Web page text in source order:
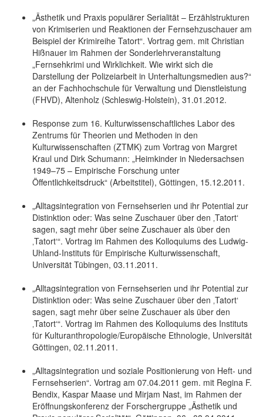
„Ästhetik und Praxis populärer Serialität – Erzählstrukturen
von Krimiserien und Reaktionen der Fernsehzuschauer am
Beispiel der Krimireihe Tatort“. Vortrag gem. mit Christian
Hißnauer im Rahmen der Sonderlehrveranstaltung
„Fernsehkrimi und Wirklichkeit. Wie wirkt sich die
Darstellung der Polizeiarbeit in Unterhaltungsmedien aus?“
an der Fachhochschule für Verwaltung und Dienstleistung
(FHVD), Altenholz (Schleswig-Holstein), 31.01.2012.
Response zum 16. Kulturwissenschaftliches Labor des
Zentrums für Theorien und Methoden in den
Kulturwissenschaften (ZTMK) zum Vortrag von Margret
Kraul und Dirk Schumann: „Heimkinder in Niedersachsen
1949–75 – Empirische Forschung unter
Öffentlichkeitsdruck“ (Arbeitstitel), Göttingen, 15.12.2011.
„Alltagsintegration von Fernsehserien und ihr Potential zur
Distinktion oder: Was seine Zuschauer über den ‚Tatort‘
sagen, sagt mehr über seine Zuschauer als über den
‚Tatort‘“. Vortrag im Rahmen des Kolloquiums des Ludwig-
Uhland-Instituts für Empirische Kulturwissenschaft,
Universität Tübingen, 03.11.2011.
„Alltagsintegration von Fernsehserien und ihr Potential zur
Distinktion oder: Was seine Zuschauer über den ‚Tatort‘
sagen, sagt mehr über seine Zuschauer als über den
‚Tatort‘“. Vortrag im Rahmen des Kolloquiums des Instituts
für Kulturanthropologie/Europäische Ethnologie, Universität
Göttingen, 02.11.2011.
„Alltagsintegration und soziale Positionierung von Heft- und
Fernsehserien“. Vortrag am 07.04.2011 gem. mit Regina F.
Bendix, Kaspar Maase und Mirjam Nast, im Rahmen der
Eröffnungskonferenz der Forschergruppe „Ästhetik und